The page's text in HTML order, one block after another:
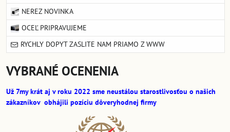
NEREZ NOVINKA
OCEĽ PRIPRAVUJEME
RYCHLY DOPYT ZASLITE NAM PRIAMO Z WWW
VYBRANÉ OCENENIA
Už 7my krát aj v roku 2022 sme neustálou starostlivosťou o našich
zákazníkov obhájili pozíciu dôveryhodnej firmy